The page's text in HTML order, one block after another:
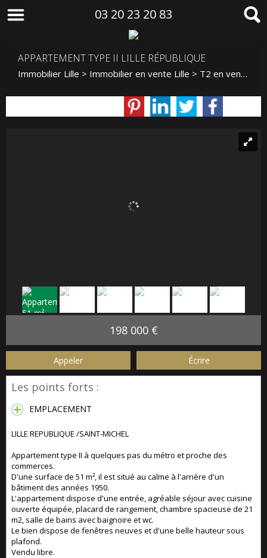
03 20 23 20 83
APPARTEMENT TYPE II LILLE RÉPUBLIQUE
Immobilier Lille > Immobilier en vente Lille > T2 en vente Lille
198 000 €
Appeler Écrire
Les points forts :
EMPLACEMENT
LILLE REPUBLIQUE /SAINT-MICHEL
Appartement type II à quelques pas du métro et proche des
commerces.
D'une surface de 51 m², il est situé au calme à l'arrière d'un
bâtiment des années 1950.
L'appartement dispose d'une entrée, agréable séjour avec cuisine
ouverte équipée, placard de rangement, chambre spacieuse de 21
m2, salle de bains avec baignoire et wc.
Le bien dispose de fenêtres neuves et d'une belle hauteur sous
plafond.
Vendu libre.